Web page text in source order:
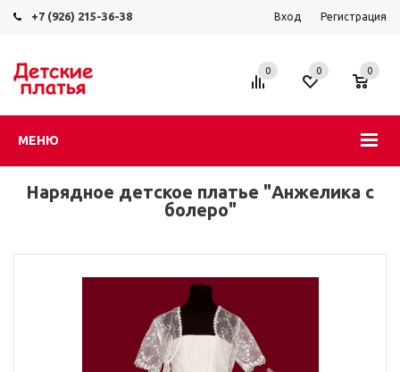
+7 (926) 215-36-38 Вход Регистрация
МЕНЮ
0 0 0
Нарядное детское платье "Анжелика с
болеро"